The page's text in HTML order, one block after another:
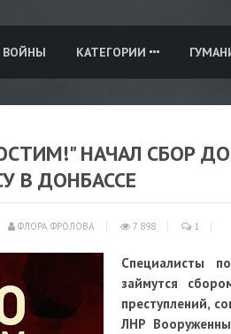
ВОЙНЫ КАТЕГОРИИ
НАЧАЛ СБОР
В ДОНБАССЕ
ФЛОРА ФРОЛОВА 7 898 1
Специалисты
займутся
преступлений,
ЛНР